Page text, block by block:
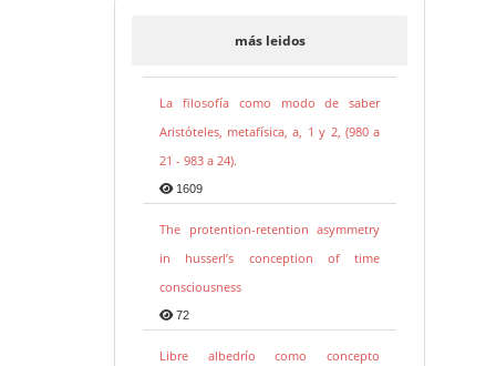
más leidos
La filosofía como modo de saber
Aristóteles, metafísica, a, 1 y 2, (980 a
21 - 983 a 24).
1609
The protention-retention asymmetry
in husserl’s conception of time
consciousness
72
Libre albedrío como concepto